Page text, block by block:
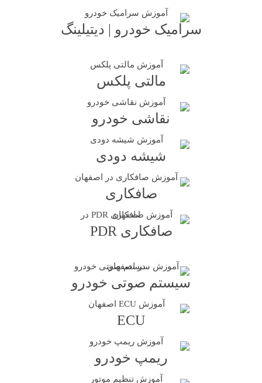
سرامیک خودرو | دیتیلینگ
مالتی پلکس
نقاشی خودرو
شیشه دودی
صافکاری
صافکاری PDR
سیستم صوتی خودرو
ECU
ریمپ خودرو